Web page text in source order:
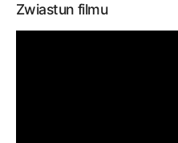
Zwiastun filmu